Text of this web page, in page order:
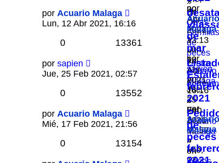
en
Otras
Familias
de
peces
centro
y
30
Abr
2021,
13:13
»
en
Acuario
Málaga
por
Acuario
Malaga
»
Lun,
12
Abr
2021,
16:16
»
en
Acuario
Málaga
por Acuario Malaga
Lun, 12 Abr 2021, 16:16
de
mar
por
sapien
»
Jue,
25
Feb
2021,
02:57
»
en
Varios
0 13361
por sapien
Jue, 25 Feb 2021, 02:57
2021
por
Acuario
Malaga
»
Mié,
17
0 13552
por Acuario Malaga
Mié, 17 Feb 2021, 21:56
de
peces
2021
0 13154